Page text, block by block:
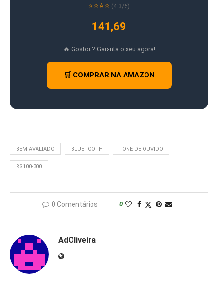
⭐⭐⭐⭐ (4.3/5)
141,69
🔥 Gostou? Garanta o seu agora!
🛒 COMPRAR NA AMAZON
BEM AVALIADO BLUETOOTH FONE DE OUVIDO
R$100-300
0 Comentários 0
AdOliveira